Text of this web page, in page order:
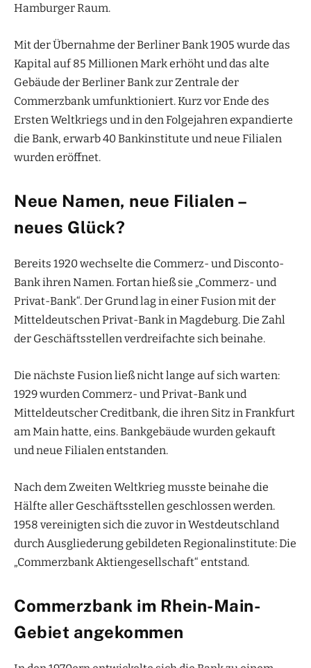
Hamburger Raum.
Mit der Übernahme der Berliner Bank 1905 wurde das
Kapital auf 85 Millionen Mark erhöht und das alte
Gebäude der Berliner Bank zur Zentrale der
Commerzbank umfunktioniert. Kurz vor Ende des
Ersten Weltkriegs und in den Folgejahren expandierte
die Bank, erwarb 40 Bankinstitute und neue Filialen
wurden eröffnet.
Neue Namen, neue Filialen –
neues Glück?
Bereits 1920 wechselte die Commerz- und Disconto-
Bank ihren Namen. Fortan hieß sie „Commerz- und
Privat-Bank“. Der Grund lag in einer Fusion mit der
Mitteldeutschen Privat-Bank in Magdeburg. Die Zahl
der Geschäftsstellen verdreifachte sich beinahe.
Die nächste Fusion ließ nicht lange auf sich warten:
1929 wurden Commerz- und Privat-Bank und
Mitteldeutscher Creditbank, die ihren Sitz in Frankfurt
am Main hatte, eins. Bankgebäude wurden gekauft
und neue Filialen entstanden.
Nach dem Zweiten Weltkrieg musste beinahe die
Hälfte aller Geschäftsstellen geschlossen werden.
1958 vereinigten sich die zuvor in Westdeutschland
durch Ausgliederung gebildeten Regionalinstitute: Die
„Commerzbank Aktiengesellschaft“ entstand.
Commerzbank im Rhein-Main-
Gebiet angekommen